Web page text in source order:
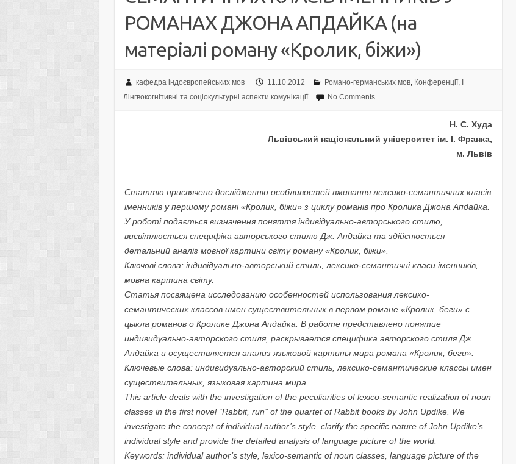
РОМАНАХ ДЖОНА АПДАЙКА (на
матеріалі роману «Кролик, біжи»)
кафедра індоєвропейських мов 11.10.2012 Романо-германських мов, Конференції,
Лінгвокогнітивні та соціокультурні аспекти комунікації
No Comments
Н. С. Худа
Львівський національний університет ім. І. Франка,
м. Львів
Статтю присвячено дослідженню особливостей вживання лексико-семантичних класів
іменників у першому романі «Кролик, біжи» з циклу романів про Кролика Джона Апдайка.
У роботі подається визначення поняття індивідуально-авторського стилю,
висвітлюється специфіка авторського стилю Дж. Апдайка та здійснюється
детальний аналіз мовної картини світу роману «Кролик, біжи».
Ключові слова: індивідуально-авторський стиль, лексико-семантичні класи іменників,
мовна картина світу.
Статья посвящена исследованию особенностей использования лексико-
семантических классов имен существительных в первом романе «Кролик, беги» с
цыкла романов о Кролике Джона Апдайка. В работе представлено понятие
индивидуально-авторского стиля, раскрывается специфика авторского стиля Дж.
Апдайка и осуществляется анализ языковой картины мира романа «Кролик, беги».
Ключевые слова: индивидуально-авторский стиль, лексико-семантические классы имен
существительных, языковая картина мира.
This article deals with the investigation of the peculiarities of lexico-semantic realization of noun
classes in the first novel “Rabbit, run” of the quartet of Rabbit books by John Updike. We
investigate the concept of individual author’s style, clarify the specific nature of John Updike’s
individual style and provide the detailed analysis of language picture of the world.
Keywords: individual author’s style, lexico-semantic of noun classes, language picture of the